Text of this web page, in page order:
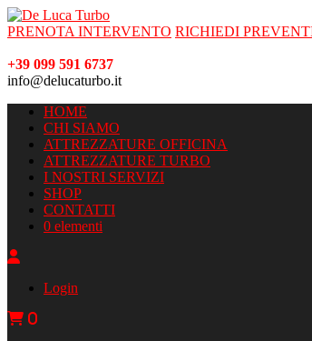
PRENOTA INTERVENTO RICHIEDI
+39 099 591 6737
info@delucaturbo.it
HOME
CHI SIAMO
ATTREZZATURE OFFICINA
ATTREZZATURE TURBO
I NOSTRI SERVIZI
SHOP
CONTATTI
0 elementi
Login
0